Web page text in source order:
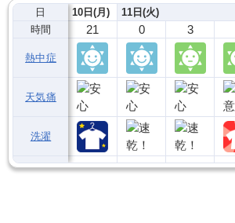
日
時間
熱中症
天気痛
洗濯
10日(月)
21
11日(火)
0 3